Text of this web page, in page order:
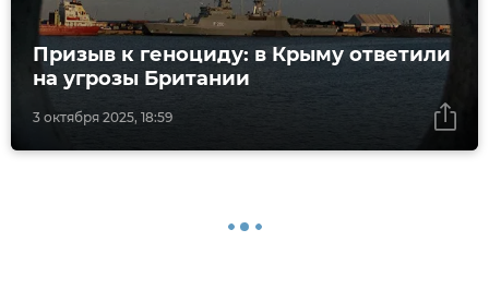
3 октября 2025, 18:59
Призыв к геноциду: в Крыму ответили
на угрозы Британии